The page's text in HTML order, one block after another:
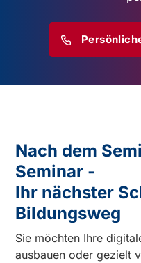
Nach dem
Seminar -
Ihr nächster
Bildungsweg
Sie möchten Ihre
ausbauen oder gezielt